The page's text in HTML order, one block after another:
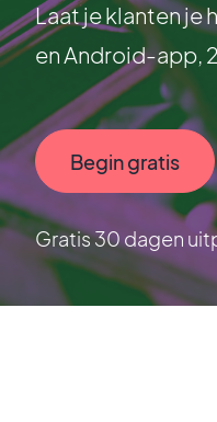
Laat je klanten je
en Android-app,
Begin gratis
Gratis 30 dagen